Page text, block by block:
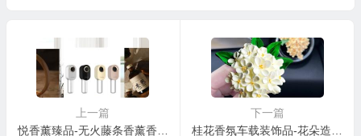
上一篇
下一篇